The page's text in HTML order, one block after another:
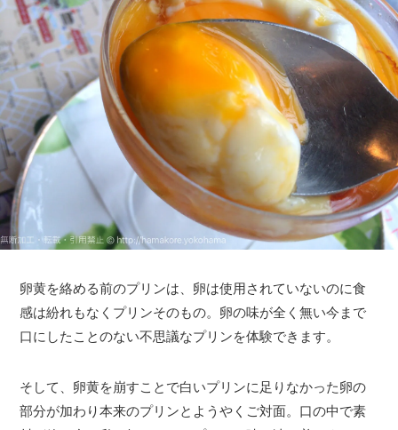
卵黄を絡める前のプリンは、卵は使用されていないのに食
感は紛れもなくプリンそのもの。卵の味が全く無い今まで
口にしたことのない不思議なプリンを体験できます。
そして、卵黄を崩すことで白いプリンに足りなかった卵の
部分が加わり本来のプリンとようやくご対面。口の中で素